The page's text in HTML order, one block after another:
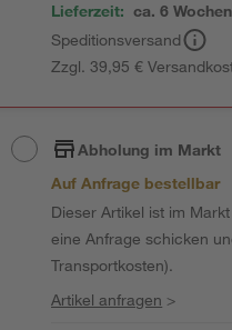
Lieferzeit: ca. 6 Wochen
Speditionsversand
Zzgl. 39,95 €
Abholung im Markt
Auf Anfrage bestellbar
Dieser Artikel ist im
eine Anfrage schicken
Transportkosten).
Artikel anfragen >